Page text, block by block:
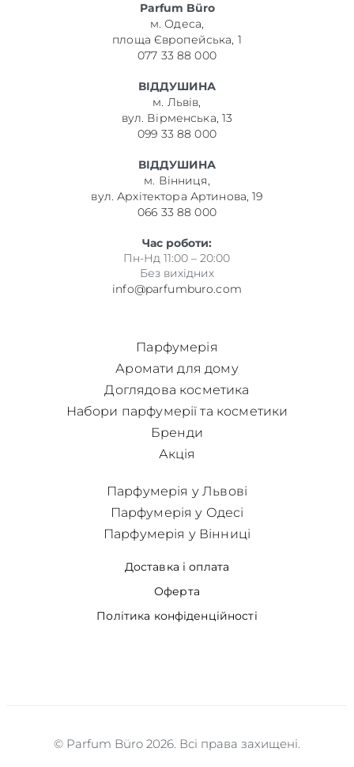
Parfum Büro
м. Одеса,
площа Європейська, 1
077 33 88 000
ВІДДУШИНА
м. Львів,
вул. Вірменська, 13
099 33 88 000
ВІДДУШИНА
м. Вінниця,
вул. Архітектора Артинова, 19
066 33 88 000
Час роботи:
Пн-Нд 11:00 – 20:00
Без вихідних
info@parfumburo.com
Парфумерія
Аромати для дому
Доглядова косметика
Набори парфумерії та косметики
Бренди
Акція
Доставка і оплата
Оферта
Політика конфіденційності
Парфумерія у Львові
Парфумерія у Одесі
Парфумерія у Вінниці
© Parfum Büro 2026. Всі права захищені.